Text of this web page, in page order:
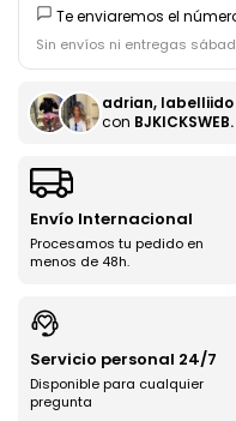
Te enviaremos el
Sin envíos ni entregas
adrian, labelliido
con BJKICKSWEB.
Envío Internacional
Procesamos tu pedido en
menos de 48h.
Servicio personal 24/7
Disponible para cualquier
pregunta